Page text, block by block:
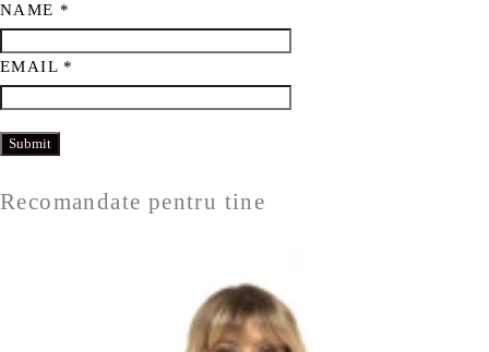
NAME *
EMAIL *
Recomandate pentru tine